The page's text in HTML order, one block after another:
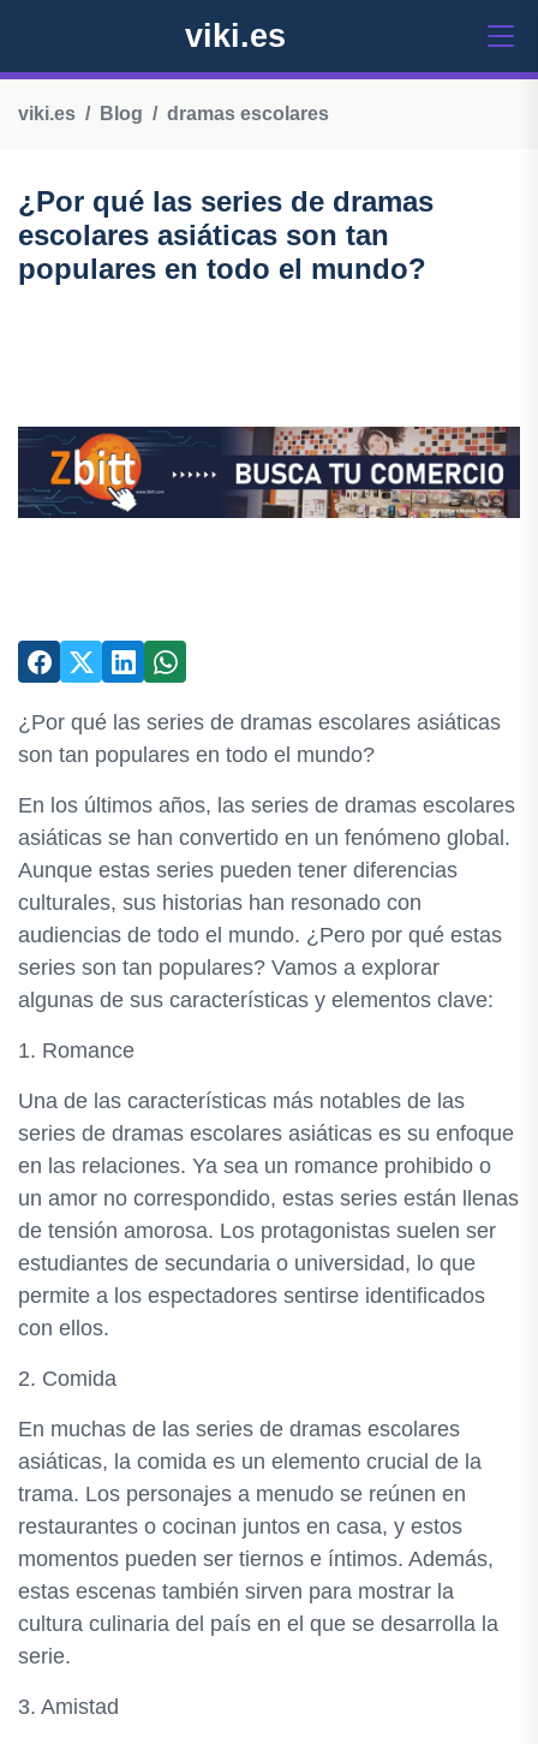
viki.es
viki.es Blog dramas escolares
¿Por qué las series de dramas
escolares asiáticas son tan
populares en todo el mundo?
¿Por qué las series de dramas escolares asiáticas
son tan populares en todo el mundo?
En los últimos años, las series de dramas escolares
asiáticas se han convertido en un fenómeno global.
Aunque estas series pueden tener diferencias
culturales, sus historias han resonado con
audiencias de todo el mundo. ¿Pero por qué estas
series son tan populares? Vamos a explorar
algunas de sus características y elementos clave:
1. Romance
Una de las características más notables de las
series de dramas escolares asiáticas es su enfoque
en las relaciones. Ya sea un romance prohibido o
un amor no correspondido, estas series están llenas
de tensión amorosa. Los protagonistas suelen ser
estudiantes de secundaria o universidad, lo que
permite a los espectadores sentirse identificados
con ellos.
2. Comida
En muchas de las series de dramas escolares
asiáticas, la comida es un elemento crucial de la
trama. Los personajes a menudo se reúnen en
restaurantes o cocinan juntos en casa, y estos
momentos pueden ser tiernos e íntimos. Además,
estas escenas también sirven para mostrar la
cultura culinaria del país en el que se desarrolla la
serie.
3. Amistad